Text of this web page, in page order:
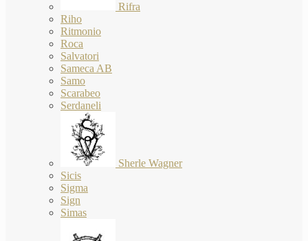
Rifra
Riho
Ritmonio
Roca
Salvatori
Sameca AB
Samo
Scarabeo
Serdaneli
Sherle Wagner
Sicis
Sigma
Sign
Simas